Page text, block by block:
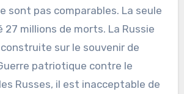
sont pas comparables. La seule
27 millions de morts. La Russie
sur le souvenir de
patriotique contre le
Russes, il est inacceptable de